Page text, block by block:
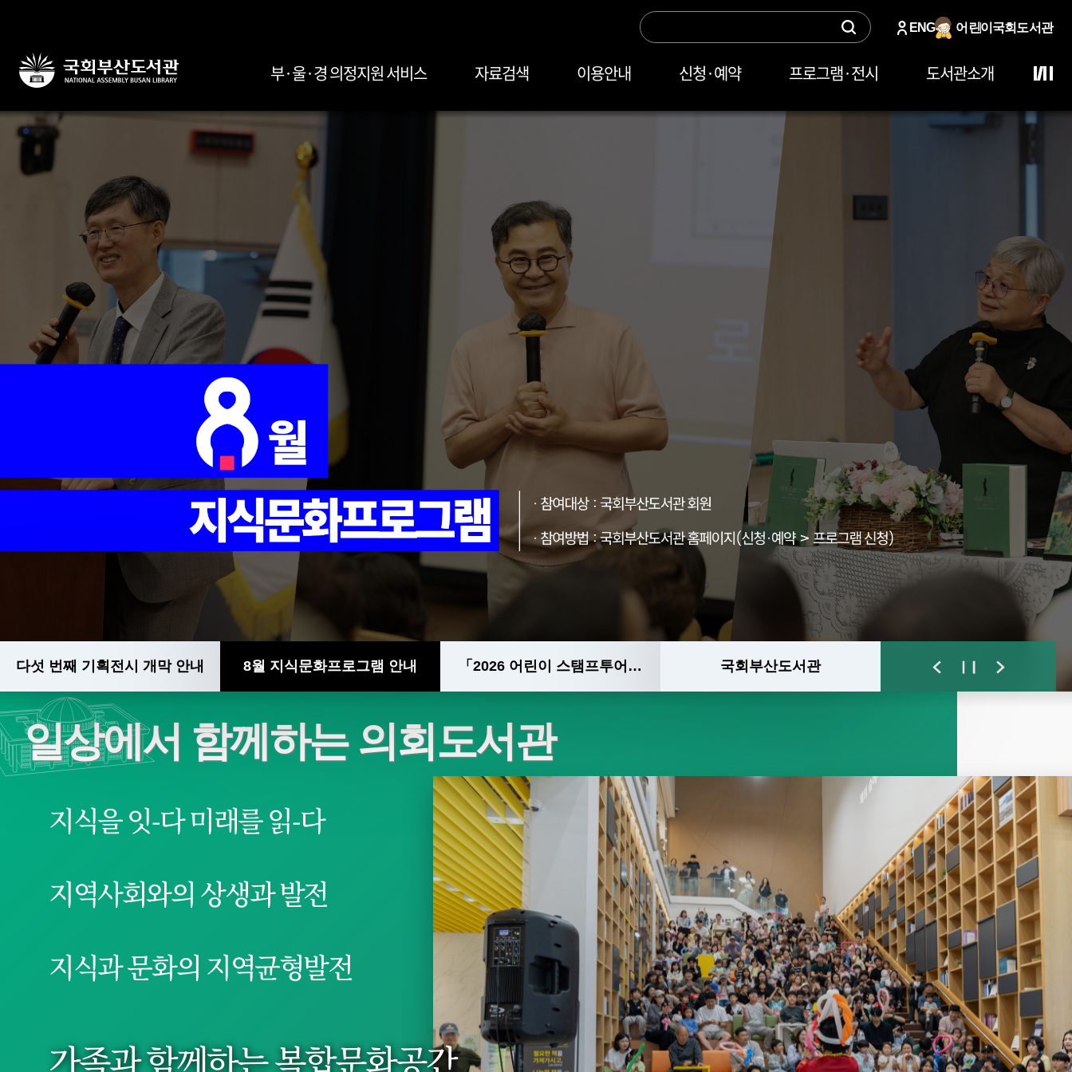
ENG 어린이 국회도서관
부·울·경 의정지원 서비스 자료검색 이용안내 신청·예약 프로그램·전시 도서관소개
다섯 번째 기획전시 개막 안내 8월 지식문화프로그램 안내 「2026 어린이 스탬프투어」개최 안내 국회부산도서관
일상에서 함께하는 의회도서관
지식을 잇-다 미래를 읽-다
지역사회와의 상생과 발전
지식과 문화의 지역균형발전
가족과 함께하는 복합문화공간